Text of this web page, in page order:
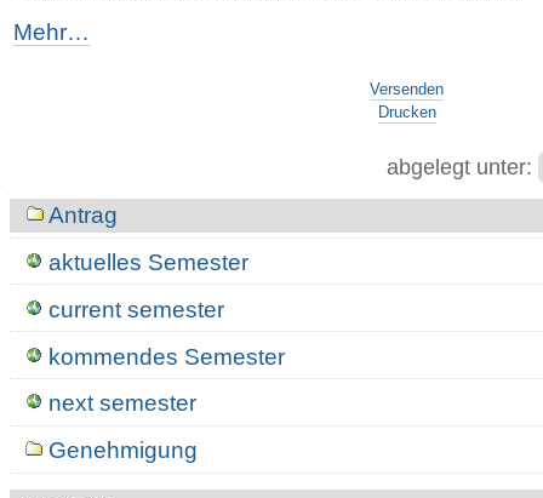
Genehmigung
-
Mehr…
Versenden
Drucken
abgelegt unter:
Navigation
Antrag
aktuelles Semester
current semester
kommendes Semester
next semester
Genehmigung